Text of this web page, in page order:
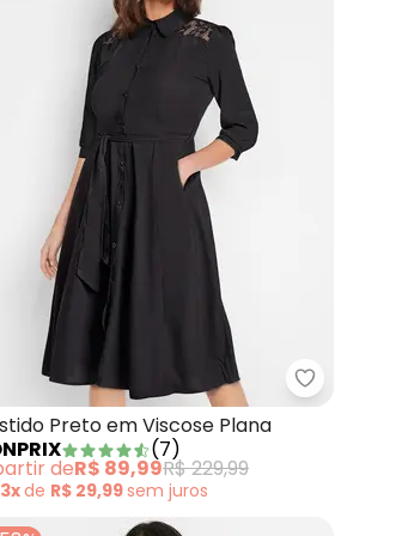
Vestido Étnica em Malha de Viscosebonprix -
Preto em Viscose Plana
(7)
deR$ 89,99R$ 229,99
3xde R$ 29,99sem juros